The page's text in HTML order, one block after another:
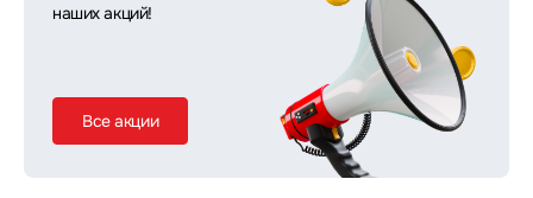
наших акций!
Все акции